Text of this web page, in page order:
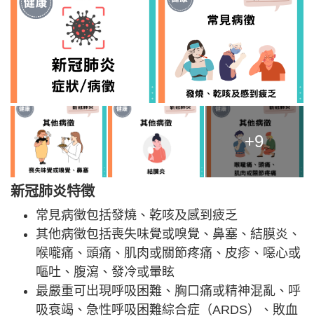
+9
新冠肺炎特徵
常見病徵包括發燒、乾咳及感到疲乏
其他病徵包括喪失味覺或嗅覺、鼻塞、結膜炎、
喉嚨痛、頭痛、肌肉或關節疼痛、皮疹、噁心或
嘔吐、腹瀉、發冷或暈眩
最嚴重可出現呼吸困難、胸口痛或精神混亂、呼
吸衰竭、急性呼吸困難綜合症（ARDS）、敗血